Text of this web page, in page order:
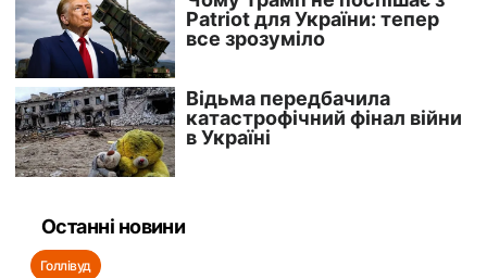
Останні новини
Голлівуд